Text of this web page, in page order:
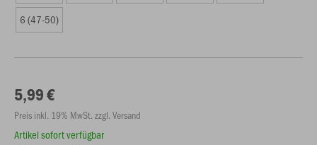
6 (47-50)
5,99 €
Preis inkl. 19% MwSt. zzgl. Versand
Artikel sofort verfügbar